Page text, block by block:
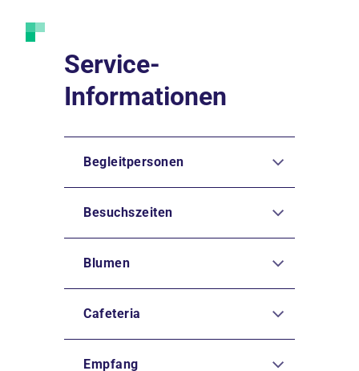
Service-
Informationen
Begleitpersonen
Besuchszeiten
Blumen
Cafeteria
Empfang